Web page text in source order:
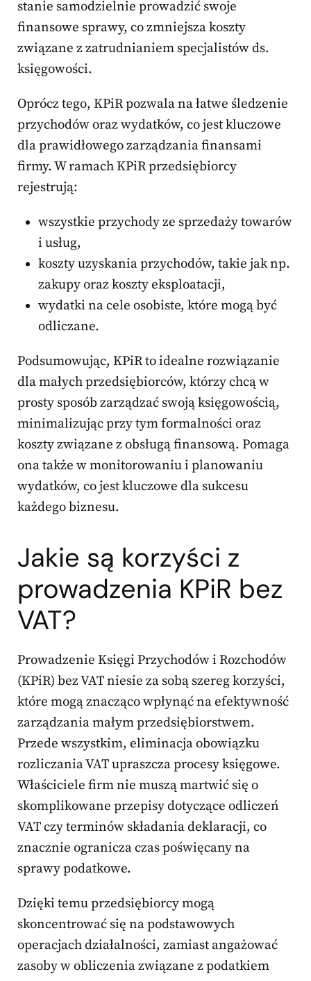
stanie samodzielnie prowadzić swoje
finansowe sprawy, co zmniejsza koszty
związane z zatrudnianiem specjalistów ds.
księgowości.
Oprócz tego, KPiR pozwala na łatwe śledzenie
przychodów oraz wydatków, co jest kluczowe
dla prawidłowego zarządzania finansami
firmy. W ramach KPiR przedsiębiorcy
rejestrują:
wszystkie przychody ze sprzedaży towarów
i usług,
koszty uzyskania przychodów, takie jak np.
zakupy oraz koszty eksploatacji,
wydatki na cele osobiste, które mogą być
odliczane.
Podsumowując, KPiR to idealne rozwiązanie
dla małych przedsiębiorców, którzy chcą w
prosty sposób zarządzać swoją księgowością,
minimalizując przy tym formalności oraz
koszty związane z obsługą finansową. Pomaga
ona także w monitorowaniu i planowaniu
wydatków, co jest kluczowe dla sukcesu
każdego biznesu.
Jakie są korzyści z
prowadzenia KPiR bez
VAT?
Prowadzenie Księgi Przychodów i Rozchodów
(KPiR) bez VAT niesie za sobą szereg korzyści,
które mogą znacząco wpłynąć na efektywność
zarządzania małym przedsiębiorstwem.
Przede wszystkim, eliminacja obowiązku
rozliczania VAT upraszcza procesy księgowe.
Właściciele firm nie muszą martwić się o
skomplikowane przepisy dotyczące odliczeń
VAT czy terminów składania deklaracji, co
znacznie ogranicza czas poświęcany na
sprawy podatkowe.
Dzięki temu przedsiębiorcy mogą
skoncentrować się na podstawowych
operacjach działalności, zamiast angażować
zasoby w obliczenia związane z podatkiem